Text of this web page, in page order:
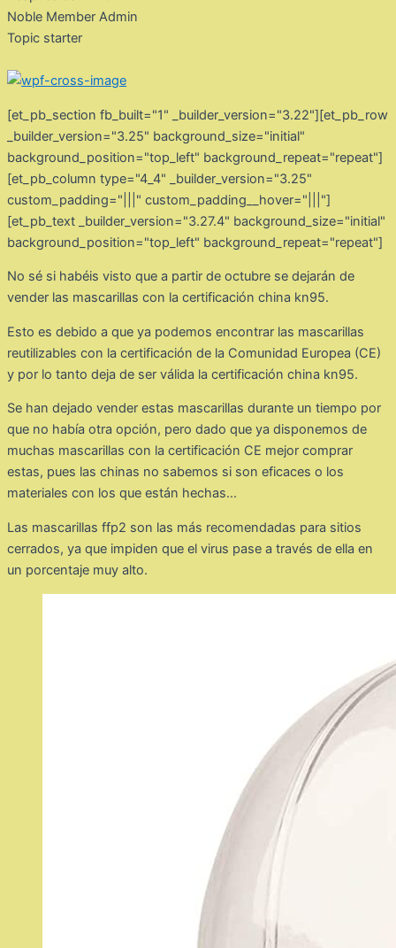
Noble Member Admin
Topic starter
[et_pb_section fb_built="1" _builder_version="3.22"][et_pb_row
_builder_version="3.25" background_size="initial"
background_position="top_left" background_repeat="repeat"]
[et_pb_column type="4_4" _builder_version="3.25"
custom_padding="|||" custom_padding__hover="|||"]
[et_pb_text _builder_version="3.27.4" background_size="initial"
background_position="top_left" background_repeat="repeat"]
No sé si habéis visto que a partir de octubre se dejarán de
vender las mascarillas con la certificación china kn95.
Esto es debido a que ya podemos encontrar las mascarillas
reutilizables con la certificación de la Comunidad Europea (CE)
y por lo tanto deja de ser válida la certificación china kn95.
Se han dejado vender estas mascarillas durante un tiempo por
que no había otra opción, pero dado que ya disponemos de
muchas mascarillas con la certificación CE mejor comprar
estas, pues las chinas no sabemos si son eficaces o los
materiales con los que están hechas…
Las mascarillas ffp2 son las más recomendadas para sitios
cerrados, ya que impiden que el virus pase a través de ella en
un porcentaje muy alto.